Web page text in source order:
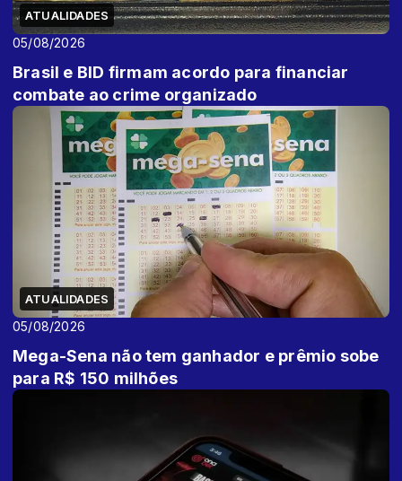
ATUALIDADES
05/08/2026
Brasil e BID firmam acordo para financiar
combate ao crime organizado
ATUALIDADES
05/08/2026
Mega-Sena não tem ganhador e prêmio sobe
para R$ 150 milhões